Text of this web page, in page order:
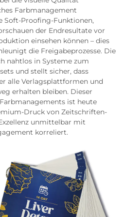
Farbmanagement
Soft-Proofing-Funktionen,
der Endresultate vor
einsehen können – dies
die Freigabeprozesse. Die
nahtlos in Systeme zum
und stellt sicher, dass
alle Verlagsplattformen und
erhalten bleiben. Dieser
ist heute
Druck von Zeitschriften-
unmittelbar mit
korreliert.